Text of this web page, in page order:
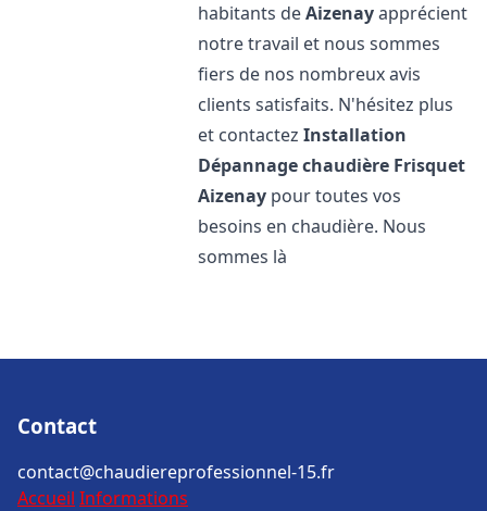
habitants deAizenayapprécient
notre travail et nous sommes
fiers de nos nombreux avis
clients satisfaits. N'hésitez plus
et contactezInstallation
Dépannage chaudière Frisquet
Aizenay pour toutes vos
besoins en chaudière. Nous
sommes là
Contact
contact@chaudiereprofessionnel-15.fr
Accueil Informations